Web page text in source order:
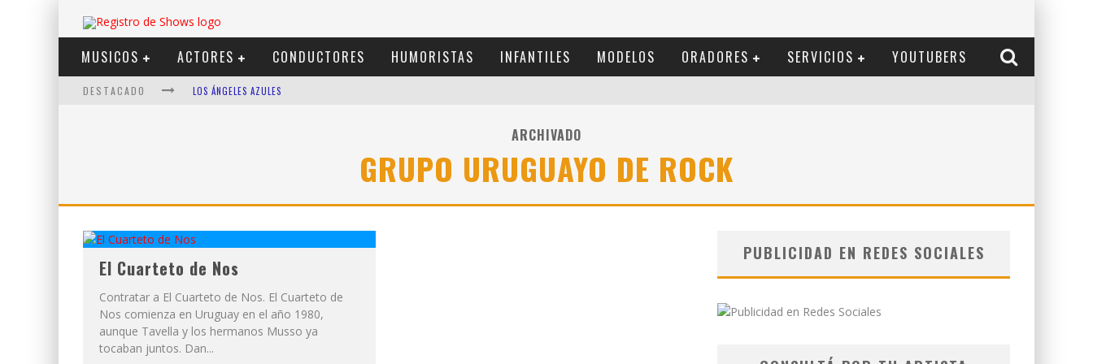
MUSICOS ACTORES CONDUCTORES HUMORISTAS INFANTILES MODELOS ORADORES SERVICIOS YOUTUBERS
DESTACADO LOS ÁNGELES AZULES
DUKI
VI EM
ARCHIVADO
GRUPO URUGUAYO DE ROCK
El Cuarteto de Nos
Contratar a El Cuarteto de Nos. El Cuarteto de
Nos comienza en Uruguay en el año 1980,
aunque Tavella y los hermanos Musso ya
tocaban juntos. Dan...
PUBLICIDAD EN REDES SOCIALES